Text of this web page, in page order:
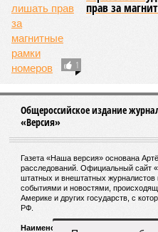
«Взрыв в ресторане Balzi
террористический акт, –
чему аналитик и телеведущий
не было указано, кто за
этому поводу нет
напрашиваются. Россия,
Песков, находится в
войну, где на стороне
европейские государства –
участвуют. И косвенно,
Режим Зеленского
террористические акты